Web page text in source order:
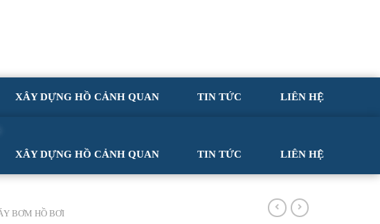
XÂY DỰNG HỒ CẢNH QUAN TIN TỨC LIÊN HỆ
XÂY DỰNG HỒ CẢNH QUAN TIN TỨC LIÊN HỆ
BƠM HỒ BƠI